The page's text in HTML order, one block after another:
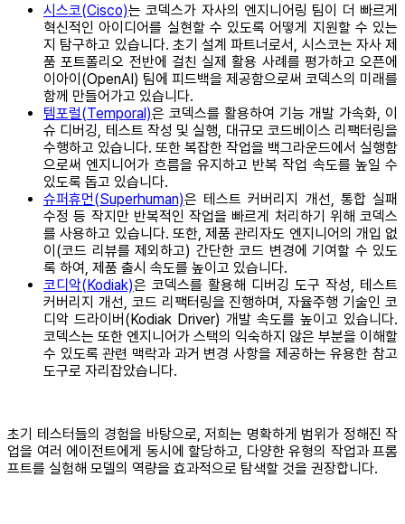
시스코(Cisco)는 코덱스가 자사의 엔지니어링 팀이 더 빠르게
혁신적인 아이디어를 실현할 수 있도록 어떻게 지원할 수 있는
지 탐구하고 있습니다. 초기 설계 파트너로서, 시스코는 자사 제
품 포트폴리오 전반에 걸친 실제 활용 사례를 평가하고 오픈에
이아이(OpenAI) 팀에 피드백을 제공함으로써 코덱스의 미래를
함께 만들어가고 있습니다.
템포럴(Temporal)은 코덱스를 활용하여 기능 개발 가속화, 이
슈 디버깅, 테스트 작성 및 실행, 대규모 코드베이스 리팩터링을
수행하고 있습니다. 또한 복잡한 작업을 백그라운드에서 실행함
으로써 엔지니어가 흐름을 유지하고 반복 작업 속도를 높일 수
있도록 돕고 있습니다.
슈퍼휴먼(Superhuman)은 테스트 커버리지 개선, 통합 실패
수정 등 작지만 반복적인 작업을 빠르게 처리하기 위해 코덱스
를 사용하고 있습니다. 또한, 제품 관리자도 엔지니어의 개입 없
이(코드 리뷰를 제외하고) 간단한 코드 변경에 기여할 수 있도
록 하여, 제품 출시 속도를 높이고 있습니다.
코디악(Kodiak)은 코덱스를 활용해 디버깅 도구 작성, 테스트
커버리지 개선, 코드 리팩터링을 진행하며, 자율주행 기술인 코
디악 드라이버(Kodiak Driver) 개발 속도를 높이고 있습니다.
코덱스는 또한 엔지니어가 스택의 익숙하지 않은 부분을 이해할
수 있도록 관련 맥락과 과거 변경 사항을 제공하는 유용한 참고
도구로 자리잡았습니다.
초기 테스터들의 경험을 바탕으로, 저희는 명확하게 범위가 정해진 작
업을 여러 에이전트에게 동시에 할당하고, 다양한 유형의 작업과 프롬
프트를 실험해 모델의 역량을 효과적으로 탐색할 것을 권장합니다.